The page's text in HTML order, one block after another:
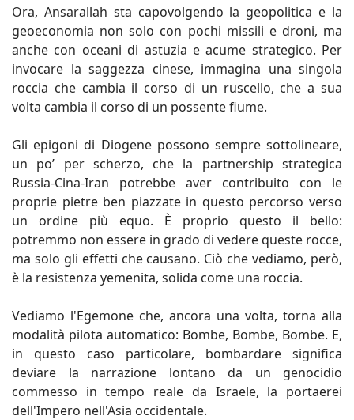
Ora, Ansarallah sta capovolgendo la geopolitica e la
geoeconomia non solo con pochi missili e droni, ma
anche con oceani di astuzia e acume strategico. Per
invocare la saggezza cinese, immagina una singola
roccia che cambia il corso di un ruscello, che a sua
volta cambia il corso di un possente fiume.
Gli epigoni di Diogene possono sempre sottolineare,
un po’ per scherzo, che la partnership strategica
Russia-Cina-Iran potrebbe aver contribuito con le
proprie pietre ben piazzate in questo percorso verso
un ordine più equo. È proprio questo il bello:
potremmo non essere in grado di vedere queste rocce,
ma solo gli effetti che causano. Ciò che vediamo, però,
è la resistenza yemenita, solida come una roccia.
Vediamo l'Egemone che, ancora una volta, torna alla
modalità pilota automatico: Bombe, Bombe, Bombe. E,
in questo caso particolare, bombardare significa
deviare la narrazione lontano da un genocidio
commesso in tempo reale da Israele, la portaerei
dell'Impero nell'Asia occidentale.